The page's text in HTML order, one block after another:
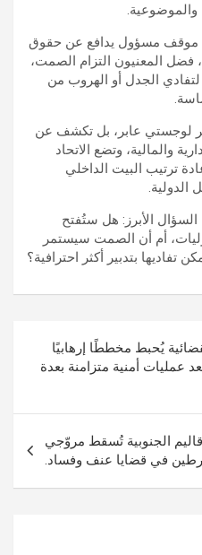
والموضوعية.
موقف مسؤول يدافع عن حقوق
فضل المعنيون التزام الصمت،
الجدل أو الهروب من
لوجستي عابر، بل تكشف عن
والمالية، وتضع الاتحاد
ترتيب البيت الداخلي
الدولية.
الأبرز: هل ستُفتح
أم أن الصمت سيستمر
بتدبير أكثر احترافية؟
يُحبط مخططًا إرهابيًا
متطرفين بعد عمليات أمنية متزامنة بعدة
الجنوبية تُسقط مروّجي
في قضايا عنف وفساد.